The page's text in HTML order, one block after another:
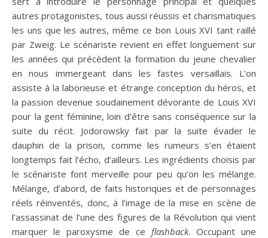
autres protagonistes, tous aussi réussis et charismatiques
les uns que les autres, même ce bon Louis XVI tant raillé
par Zweig. Le scénariste revient en effet longuement sur
les années qui précèdent la formation du jeune chevalier
en nous immergeant dans les fastes versaillais. L’on
assiste à la laborieuse et étrange conception du héros, et
la passion devenue soudainement dévorante de Louis XVI
pour la gent féminine, loin d’être sans conséquence sur la
suite du récit. Jodorowsky fait par la suite évader le
dauphin de la prison, comme les rumeurs s’en étaient
longtemps fait l’écho, d’ailleurs. Les ingrédients choisis par
le scénariste font merveille pour peu qu’on les mélange.
Mélange, d’abord, de faits historiques et de personnages
réels réinventés, donc, à l’image de la mise en scène de
l’assassinat de l’une des figures de la Révolution qui vient
marquer le paroxysme de ce flashback. Occupant une